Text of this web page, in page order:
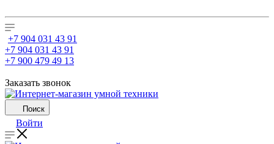
+7 904 031 43 91
+7 904 031 43 91
+7 900 479 49 13
Заказать звонок
Поиск
Войти